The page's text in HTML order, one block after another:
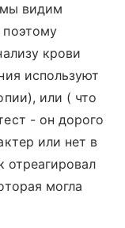
видим
крови
используют
или ( что
- он дорого
или нет в
отреагировал
могла